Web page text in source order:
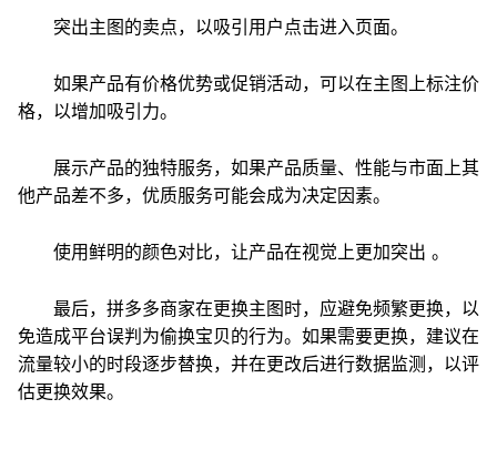
突出主图的卖点，以吸引用户点击进入页面。
如果产品有价格优势或促销活动，可以在主图上标注价
格，以增加吸引力。
展示产品的独特服务，如果产品质量、性能与市面上其
他产品差不多，优质服务可能会成为决定因素。
使用鲜明的颜色对比，让产品在视觉上更加突出 。
最后，拼多多商家在更换主图时，应避免频繁更换，以
免造成平台误判为偷换宝贝的行为。如果需要更换，建议在
流量较小的时段逐步替换，并在更改后进行数据监测，以评
估更换效果。